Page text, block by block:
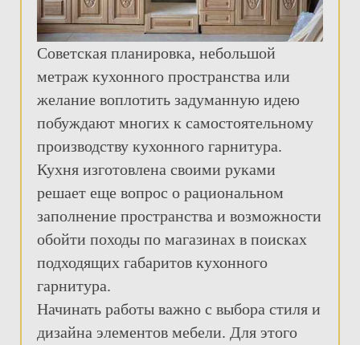
Советская планировка, небольшой
метраж кухонного пространства или
желание воплотить задуманную идею
побуждают многих к самостоятельному
производству кухонного гарнитура.
Кухня изготовлена своими руками
решает еще вопрос о рациональном
заполнение пространства и возможности
обойти походы по магазинах в поисках
подходящих габаритов кухонного
гарнитура.
Начинать работы важно с выбора стиля и
дизайна элементов мебели. Для этого